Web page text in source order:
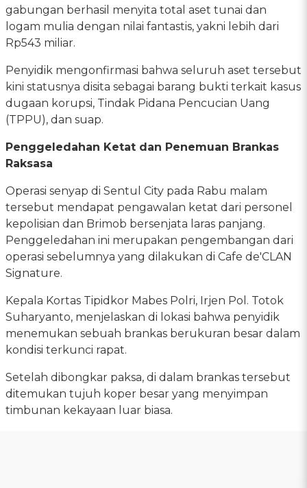
gabungan berhasil menyita total aset tunai dan
logam mulia dengan nilai fantastis, yakni lebih dari
Rp543 miliar.
Penyidik mengonfirmasi bahwa seluruh aset tersebut
kini statusnya disita sebagai barang bukti terkait kasus
dugaan korupsi, Tindak Pidana Pencucian Uang
(TPPU), dan suap.
Penggeledahan Ketat dan Penemuan Brankas
Raksasa
Operasi senyap di Sentul City pada Rabu malam
tersebut mendapat pengawalan ketat dari personel
kepolisian dan Brimob bersenjata laras panjang.
Penggeledahan ini merupakan pengembangan dari
operasi sebelumnya yang dilakukan di Cafe de'CLAN
Signature.
Kepala Kortas Tipidkor Mabes Polri, Irjen Pol. Totok
Suharyanto, menjelaskan di lokasi bahwa penyidik
menemukan sebuah brankas berukuran besar dalam
kondisi terkunci rapat.
Setelah dibongkar paksa, di dalam brankas tersebut
ditemukan tujuh koper besar yang menyimpan
timbunan kekayaan luar biasa.